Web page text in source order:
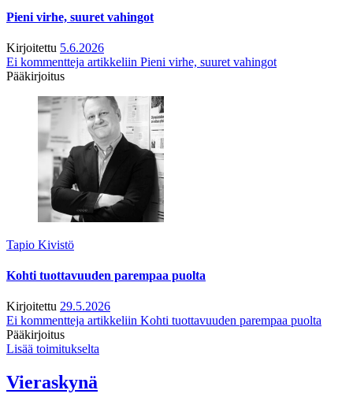
Pieni virhe, suuret vahingot
Kirjoitettu 5.6.2026
Ei kommentteja artikkeliin Pieni virhe, suuret vahingot
Pääkirjoitus
Tapio Kivistö
Kohti tuottavuuden parempaa puolta
Kirjoitettu 29.5.2026
Ei kommentteja artikkeliin Kohti tuottavuuden parempaa puolta
Pääkirjoitus
Lisää toimitukselta
Vieraskynä